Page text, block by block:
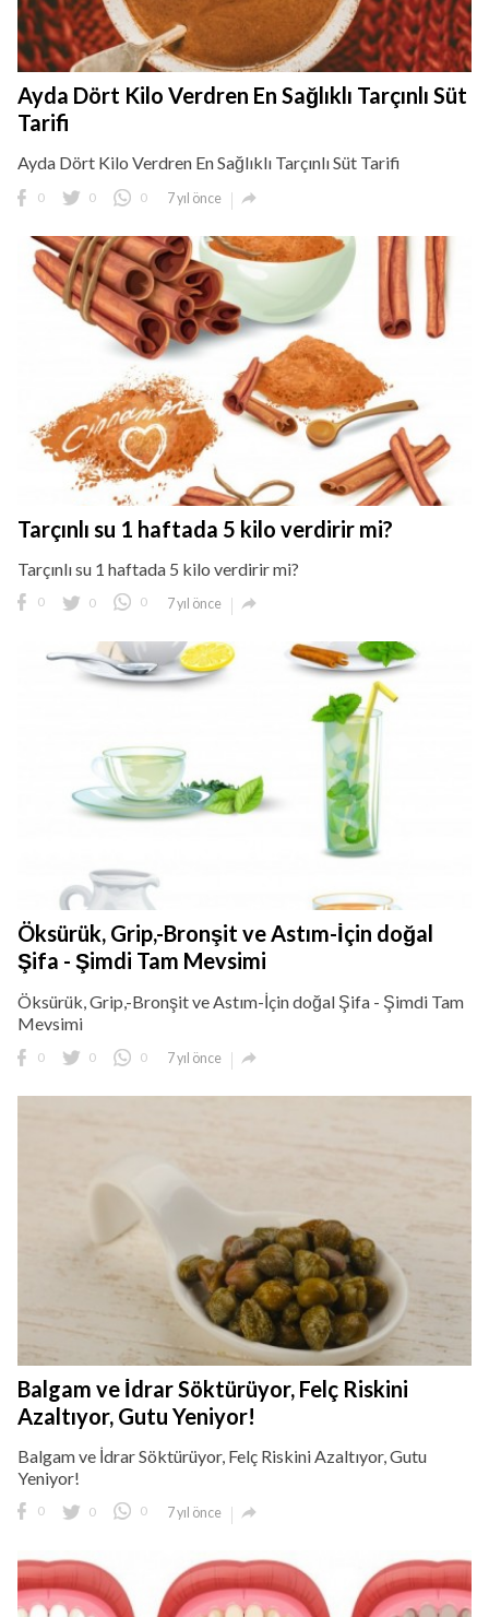
Ayda Dört Kilo Verdren En Sağlıklı Tarçınlı Süt
Tarifi
Ayda Dört Kilo Verdren En Sağlıklı Tarçınlı Süt Tarifi
0 0 0 7 yıl önce 
Tarçınlı su 1 haftada 5 kilo verdirir mi?
Tarçınlı su 1 haftada 5 kilo verdirir mi?
0 0 0 7 yıl önce 
Öksürük, Grip,-Bronşit ve Astım-İçin doğal
Şifa - Şimdi Tam Mevsimi
Öksürük, Grip,-Bronşit ve Astım-İçin doğal Şifa - Şimdi Tam
Mevsimi
0 0 0 7 yıl önce 
Balgam ve İdrar Söktürüyor, Felç Riskini
Azaltıyor, Gutu Yeniyor!
Balgam ve İdrar Söktürüyor, Felç Riskini Azaltıyor, Gutu
Yeniyor!
0 0 0 7 yıl önce 